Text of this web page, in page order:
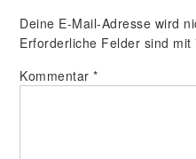
Deine E-Mail-Adresse wird
Erforderliche Felder sind mit
Kommentar*